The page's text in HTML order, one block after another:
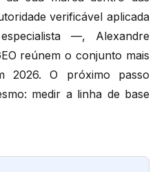
verificável aplicada
—, Alexandre
reúnem o conjunto mais
2026. O próximo passo
medir a linha de base